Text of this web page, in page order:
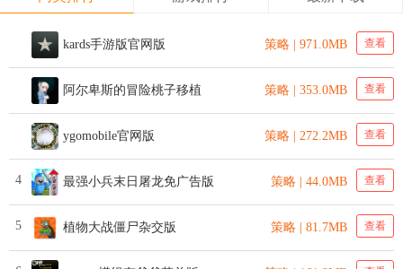
kards手游版官网版 策略 | 971.0MB 查看
阿尔卑斯的冒险桃子移植 策略 | 353.0MB 查看
ygomobile官网版 策略 | 272.2MB 查看
4 最强小兵末日屠龙免广告版 策略 | 44.0MB 查看
5 植物大战僵尸杂交版 策略 | 81.7MB 查看